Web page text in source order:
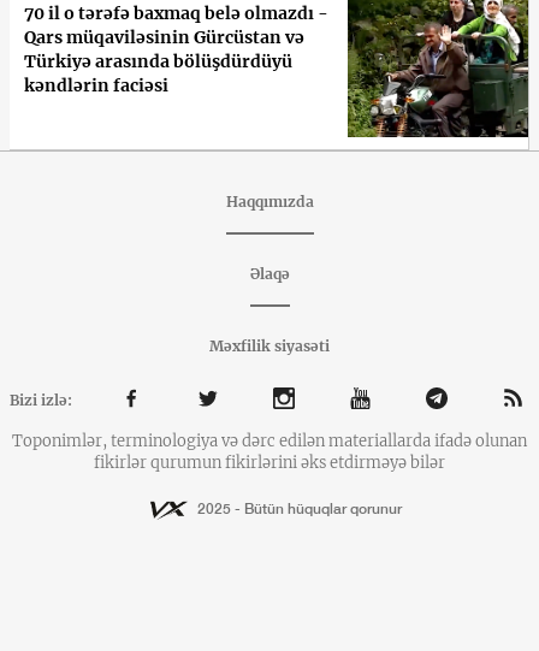
70 il o tərəfə baxmaq belə olmazdı -
Qars müqaviləsinin Gürcüstan və
Türkiyə arasında bölüşdürdüyü
kəndlərin faciəsi
Haqqımızda
Əlaqə
Məxfilik siyasəti
Bizi izlə:
Toponimlər, terminologiya və dərc edilən materiallarda ifadə olunan
fikirlər qurumun fikirlərini əks etdirməyə bilər
2025 - Bütün hüquqlar qorunur